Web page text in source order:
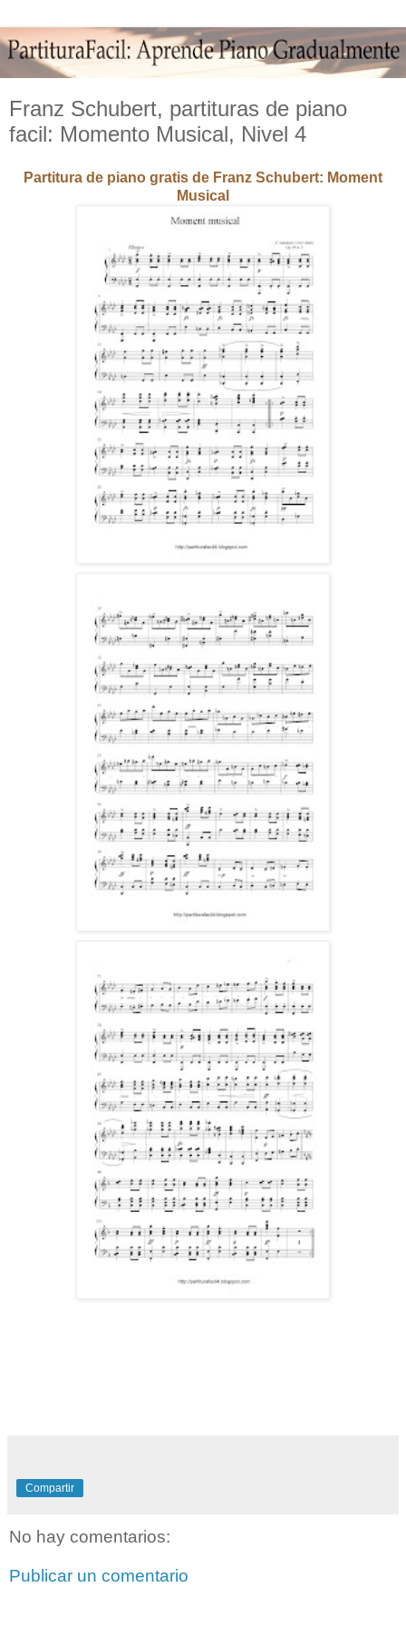
Franz Schubert, partituras de piano
facil: Momento Musical, Nivel 4
Partitura de piano gratis de Franz Schubert: Moment
Musical
Compartir
No hay comentarios:
Publicar un comentario